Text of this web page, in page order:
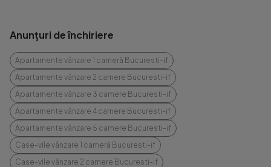
Anunțuri de închiriere
Apartamente vânzare 1 cameră Bucuresti-if
Apartamente vânzare 2 camere Bucuresti-if
Apartamente vânzare 3 camere Bucuresti-if
Apartamente vânzare 4 camere Bucuresti-if
Apartamente vânzare 5 camere Bucuresti-if
Case-vile vânzare 1 cameră Bucuresti-if
Case-vile vânzare 2 camere Bucuresti-if